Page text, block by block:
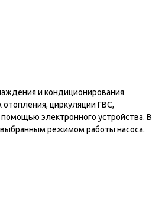
и кондиционирования
циркуляции ГВС,
электронного устройства. В
выбранным режимом работы насоса.